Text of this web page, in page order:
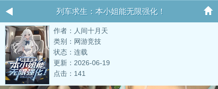
列车求生：本小姐能无限强化！
作者：人间十月天
类别：网游竞技
状态：连载
更新：2026-06-19
点击：141